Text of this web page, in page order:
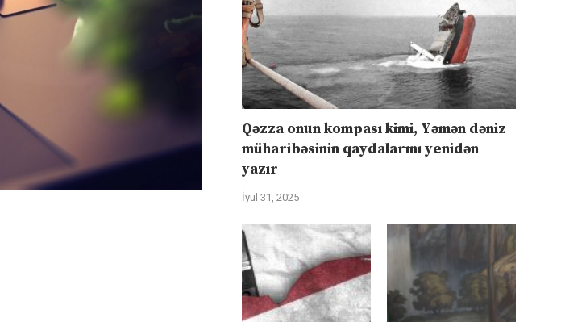
Qəzza onun kompası kimi, Yəmən dəniz
müharibəsinin qaydalarını yenidən
yazır
İyul 31, 2025